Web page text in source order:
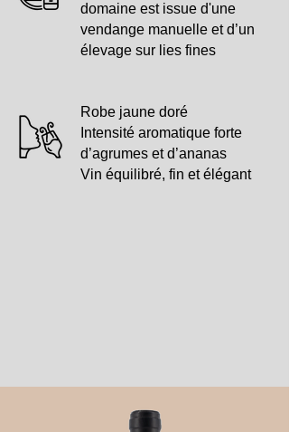
domaine est issue d'une
vendange manuelle et d’un
élevage sur lies fines
Robe jaune doré
Intensité aromatique forte
d’agrumes et d’ananas
Vin équilibré, fin et élégant